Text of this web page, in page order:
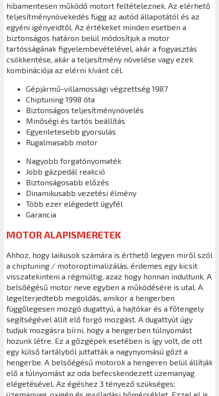
hibamentesen működő motort feltételeznek. Az elérhető
teljesítménynövekedés függ az autód állapotától és az
egyéni igényeidtől. Az értékeket minden esetben a
biztonságos határon belül módosítjuk a motor
tartósságának figyelembevételével, akár a fogyasztás
csökkentése, akár a teljesítmény növelése vagy ezek
kombinációja az elérni kívánt cél.
Gépjármű-villamossági végzettség 1987
Chiptuning 1998 óta
Biztonságos teljesítménynövelés
Minőségi és tartós beállítás
Egyenletesebb gyorsulás
Rugalmasabb motor
Nagyobb forgatónyomaték
Jobb gázpedál reakció
Biztonságosabb előzés
Dinamikusabb vezetési élmény
Több ezer elégedett ügyfél
Garancia
MOTOR ALAPISMERETEK
Ahhoz, hogy laikusok számára is érthető legyen miről szól
a chiptuning / motoroptimalizálás, érdemes egy kicsit
visszatekinteni a régmúltig, azaz hogy honnan indultunk. A
belsőégésű motor neve egyben a működésére is utal. A
legelterjedtebb megoldás, amikor a hengerben
függőlegesen mozgó dugattyú, a hajtókar és a főtengely
segítségével állít elő forgó mozgást. A dugattyút úgy
tudjuk mozgásra bírni, hogy a hengerben túlnyomást
hozunk létre. Ez a gőzgépek esetében is így volt, de ott
egy külső tartályból juttatták a nagynyomású gőzt a
hengerbe. A belsőégésű motorok a hengeren belül állítják
elő a túlnyomást az oda befecskendezett üzemanyag
elégetésével. Az égéshez 3 tényező szükséges:
üzemanyag, oxigén és gyulladási hőmérséklet. Ezzel el is